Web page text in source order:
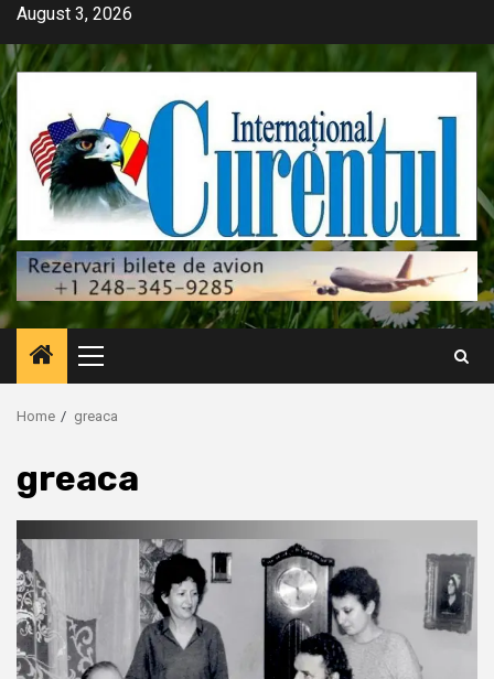
Skip
content
August 3, 2026
Primary
Menu
Home greaca
greaca